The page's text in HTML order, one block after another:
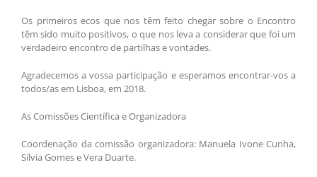
Os primeiros ecos que nos têm feito chegar sobre o Encontro
têm sido muito positivos, o que nos leva a considerar que foi um
verdadeiro encontro de partilhas e vontades.
Agradecemos a vossa participação e esperamos encontrar-vos a
todos/as em Lisboa, em 2018.
As Comissões Científica e Organizadora
Coordenação da comissão organizadora: Manuela Ivone Cunha,
Sílvia Gomes e Vera Duarte.